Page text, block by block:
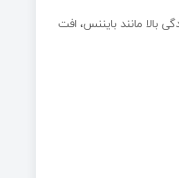
بالا مانند بایننس، افت